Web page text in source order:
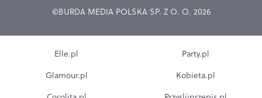
©BURDA MEDIA POLSKA SP. Z O. O. 2026
Elle.pl
Glamour.pl
Party.pl
Kobieta.pl